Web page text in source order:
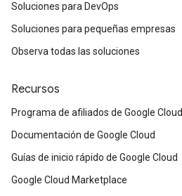
Soluciones para DevOps
Soluciones para pequeñas empresas
Observa todas las soluciones
Recursos
Programa de afiliados de Google Cloud
Documentación de Google Cloud
Guías de inicio rápido de Google Cloud
Google Cloud Marketplace